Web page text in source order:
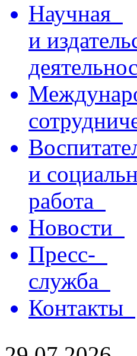
Научная
и
и
работа
Новости
Пресс-
служба
Контакты